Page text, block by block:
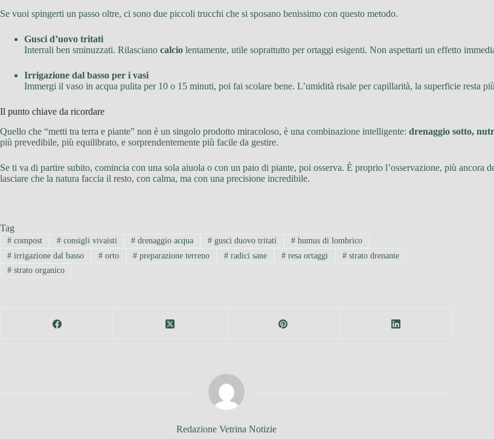
Se vuoi spingerti un passo oltre, ci sono due piccoli trucchi che si sposano benissimo con questo metodo.
Gusci d’uovo tritati
Interrali ben sminuzzati. Rilasciano calcio lentamente, utile soprattutto per ortaggi esigenti. Non aspettarti un effetto
Irrigazione dal basso per i vasi
Immergi il vaso in acqua pulita per 10 o 15 minuti, poi fai scolare bene. L’umidità risale per capillarità, la superficie resta
Il punto chiave da ricordare
Quello che “metti tra terra e piante” non è un singolo prodotto miracoloso, è una combinazione intelligente: drenaggio sotto,
più prevedibile, più equilibrato, e sorprendentemente più facile da gestire.
Se ti va di partire subito, comincia con una sola aiuola o con un paio di piante, poi osserva. È proprio l’osservazione, più
lasciare che la natura faccia il resto, con calma, ma con una precisione incredibile.
Tag
#compost #consigli vivaisti # drenaggio acqua # gusci duovo tritati # humus di lombrico
#irrigazione dal basso #orto # preparazione terreno # radici sane # resa ortaggi #strato drenante
#strato organico
Redazione Vetrina Notizie